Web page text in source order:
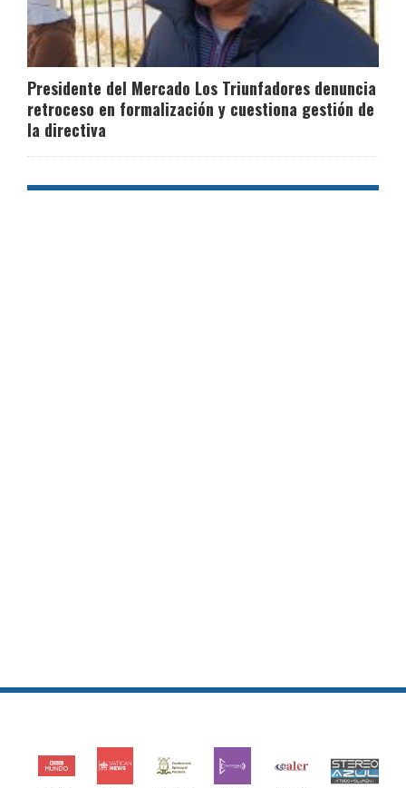
Presidente del Mercado Los Triunfadores denuncia
retroceso en formalización y cuestiona gestión de
la directiva